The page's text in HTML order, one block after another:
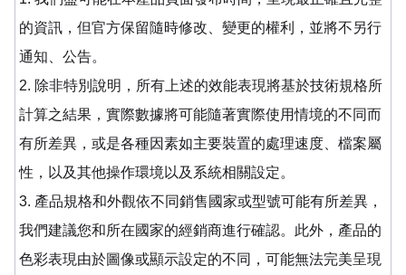
的資訊，但官方保留隨時修改、變更的權利，並將不另行
通知、公告。
2. 除非特別說明，所有上述的效能表現將基於技術規格所
計算之結果，實際數據將可能隨著實際使用情境的不同而
有所差異，或是各種因素如主要裝置的處理速度、檔案屬
性，以及其他操作環境以及系統相關設定。
3. 產品規格和外觀依不同銷售國家或型號可能有所差異，
我們建議您和所在國家的經銷商進行確認。此外，產品的
色彩表現由於圖像或顯示設定的不同，可能無法完美呈現